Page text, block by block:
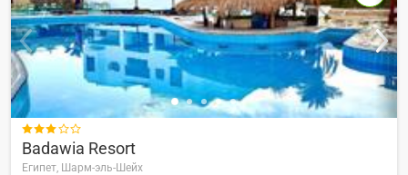

Badawia Resort
Египет, Шарм-эль-Шейх